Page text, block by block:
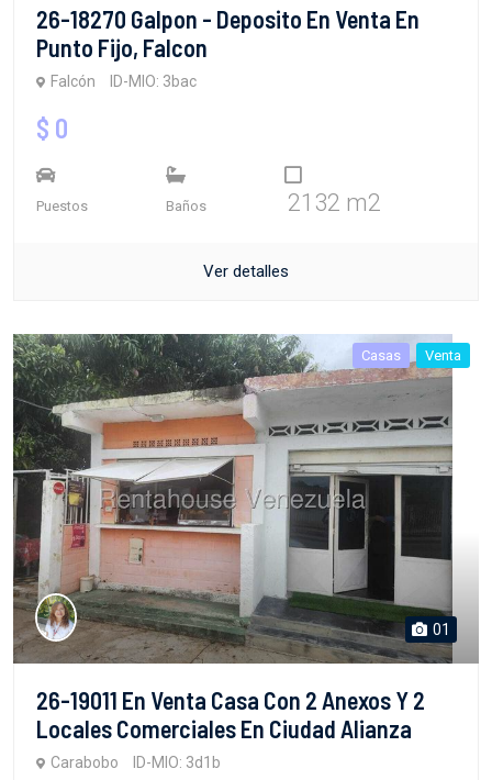
26-18270 Galpon - Deposito En Venta En
Punto Fijo, Falcon
Falcón ID-MIO: 3bac
$ 0
Puestos Baños 2132 m2
Ver detalles
Casas Venta
01
26-19011 En Venta Casa Con 2 Anexos Y 2
Locales Comerciales En Ciudad Alianza
Carabobo ID-MIO: 3d1b